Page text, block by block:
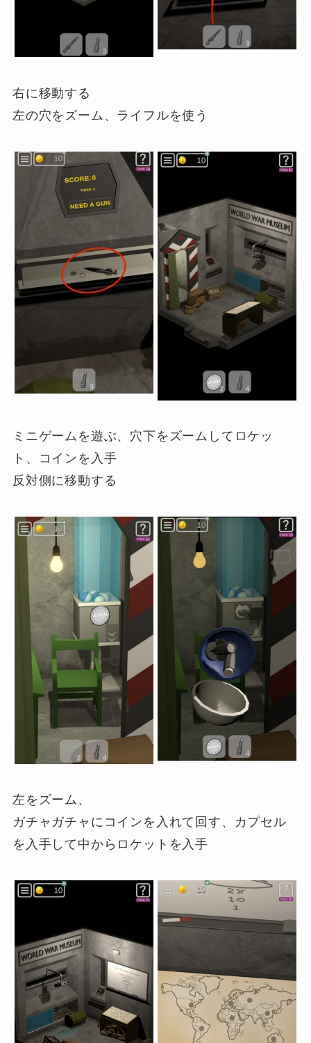
右に移動する
左の穴をズーム、ライフルを使う
ミニゲームを遊ぶ、穴下をズームしてロケッ
ト、コインを入手
反対側に移動する
左をズーム、
ガチャガチャにコインを入れて回す、カプセル
を入手して中からロケットを入手